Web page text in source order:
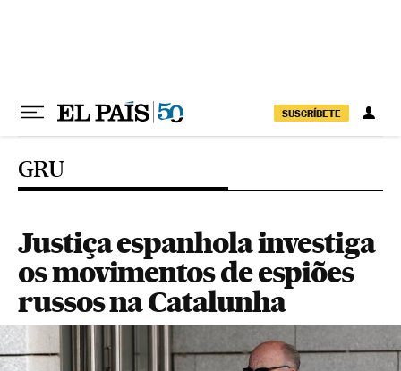
SUSCRÍBETE
GRU
Justiça espanhola investiga
os movimentos de espiões
russos na Catalunha